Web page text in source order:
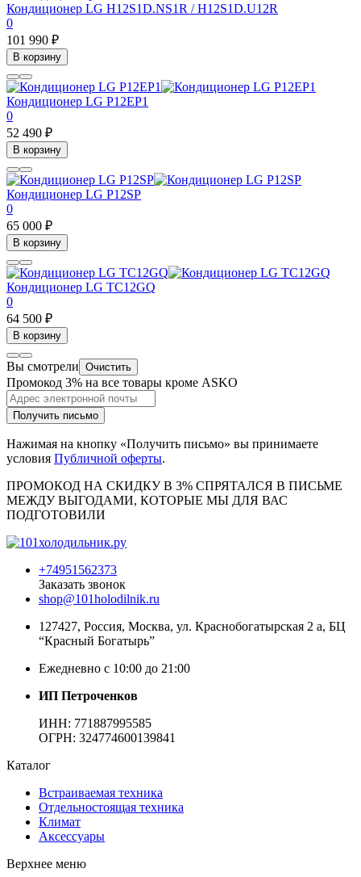
Кондиционер LG H12S1D.NS1R / H12S1D.U12R
0
101 990 ₽
В корзину
Кондиционер LG P12EP1
0
52 490 ₽
В корзину
Кондиционер LG P12SP
0
65 000 ₽
В корзину
Кондиционер LG TC12GQ
0
64 500 ₽
В корзину
Вы смотрели Очистить
Промокод 3% на все товары кроме ASKO
Получить письмо
Нажимая на кнопку «Получить письмо» вы принимаете
условия Публичной оферты.
ПРОМОКОД НА СКИДКУ В 3% СПРЯТАЛСЯ В ПИCЬМЕ
МЕЖДУ ВЫГОДАМИ, КОТОРЫЕ МЫ ДЛЯ ВАС
ПОДГОТОВИЛИ
+74951562373
Заказать звонок
shop@101holodilnik.ru
127427, Россия, Москва, ул. Краснобогатырская 2 а, БЦ
“Красный Богатырь”
Ежедневно с 10:00 до 21:00
ИП Петроченков
ИНН: 771887995585
ОГРН: 324774600139841
Каталог
Встраиваемая техника
Отдельностоящая техника
Климат
Аксессуары
Верхнее меню